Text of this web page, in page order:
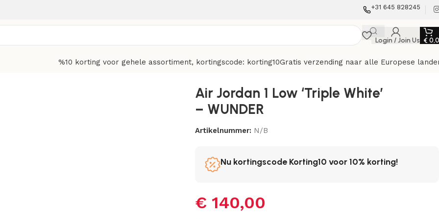
+31 645 828245
Login / Join Us €
%10 korting voor gehele assortiment, kortingscode: korting10Gratis verzending naar alle Europese
Air Jordan 1 Low ‘Triple White’
– WUNDER
Artikelnummer: N/B
Nu kortingscode Korting10 voor 10% korting!
€ 140,00